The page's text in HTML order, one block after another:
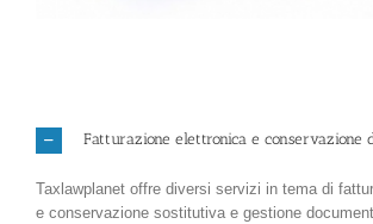
Fatturazione elettronica e conservazione
Taxlawplanet offre diversi servizi in tema di
e conservazione sostitutiva e gestione